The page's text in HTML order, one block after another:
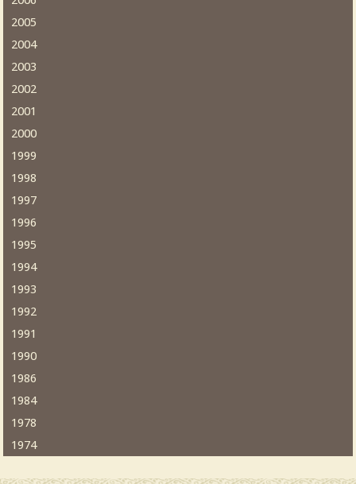
2005
2004
2003
2002
2001
2000
1999
1998
1997
1996
1995
1994
1993
1992
1991
1990
1986
1984
1978
1974